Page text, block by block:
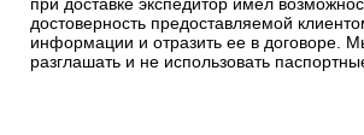
при доставке экспедитор имел
достоверность предоставляемой
информации и отразить ее в договоре.
разглашать и не использовать